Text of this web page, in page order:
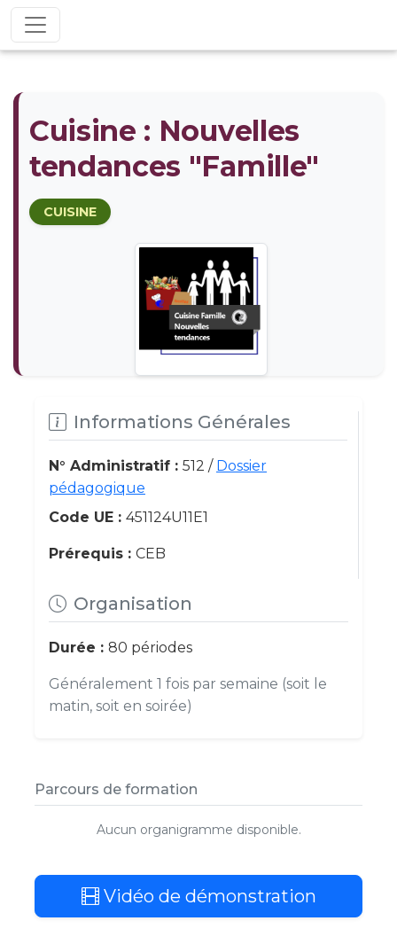
Cuisine : Nouvelles
tendances "Famille"
CUISINE
Informations Générales
N° Administratif : 512 / Dossier
pédagogique
Code UE : 451124U11E1
Prérequis : CEB
Organisation
Durée : 80 périodes
Généralement 1 fois par semaine (soit le
matin, soit en soirée)
Parcours de formation
Aucun organigramme disponible.
Vidéo de démonstration